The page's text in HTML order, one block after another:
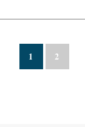
1 2